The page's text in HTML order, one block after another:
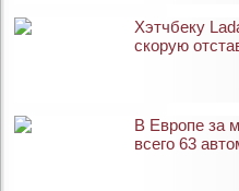
Хэтчбеку
скорую
В Европе за
всего 63